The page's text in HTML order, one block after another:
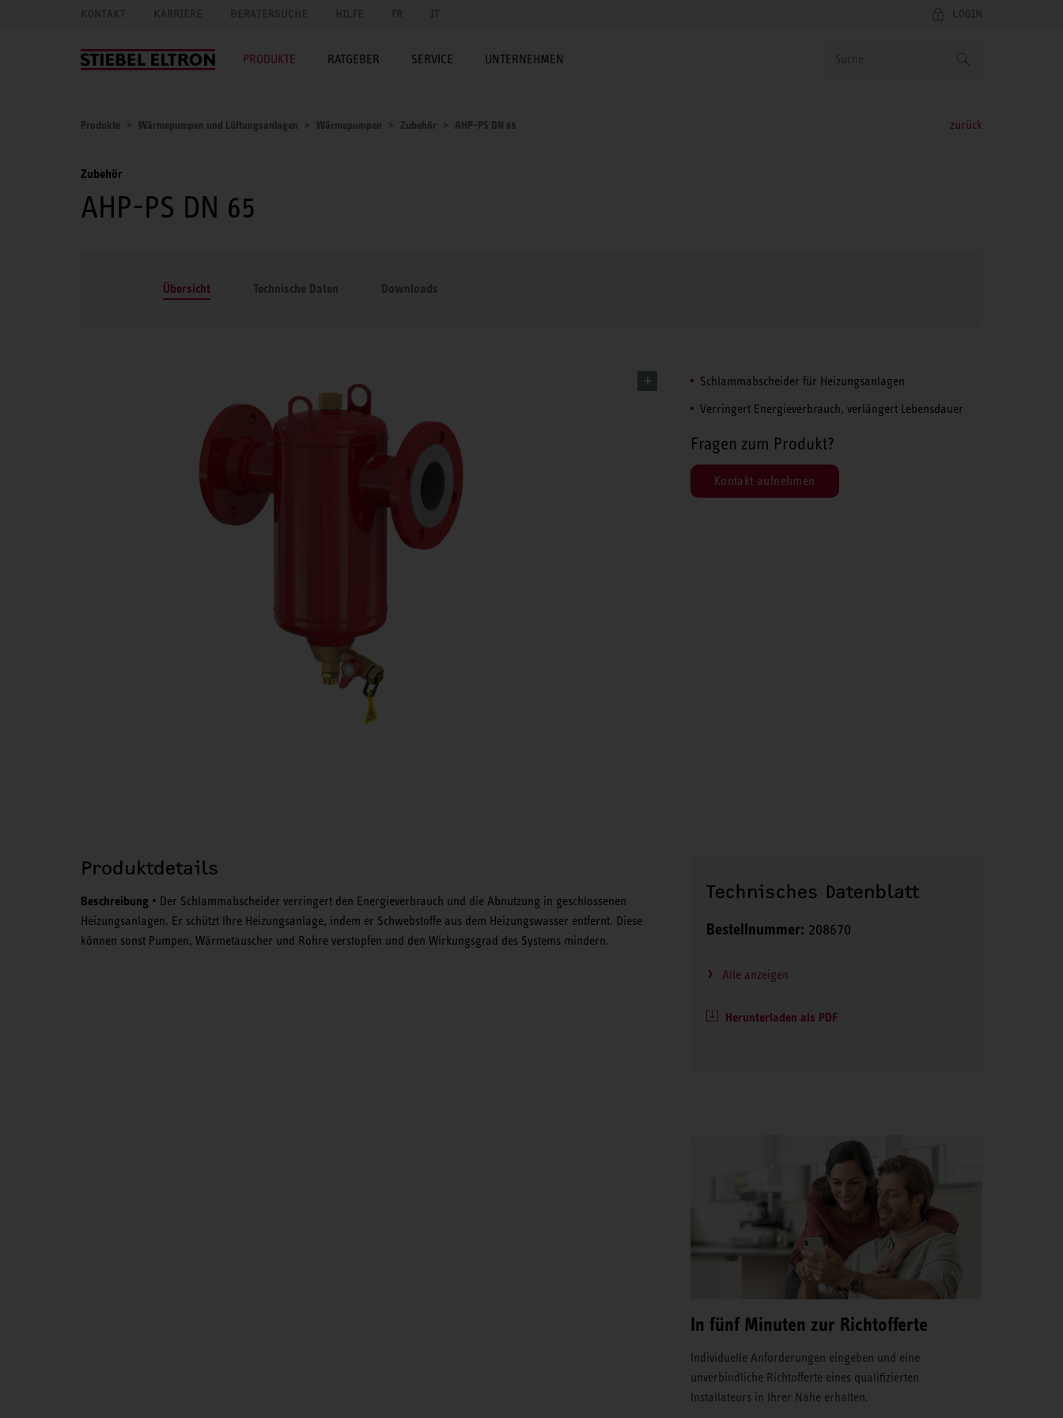
KONTAKT KARRIERE BERATERSUCHE HILFE FR IT LOGIN
PRODUKTE RATGEBER SERVICE UNTERNEHMEN
Produkte Wärmepumpen und Lüftungsanlagen Wärmepumpen Zubehör AHP-PS DN 65 zurück
Zubehör
AHP-PS DN 65
Übersicht Technische Daten Downloads
Schlammabscheider für Heizungsanlagen
Verringert Energieverbrauch, verlängert Lebensdauer
Fragen zum Produkt?
Kontakt aufnehmen
Produktdetails
Beschreibung • Der Schlammabscheider verringert den Energieverbrauch und die Abnutzung in geschlossenen
Heizungsanlagen. Er schützt Ihre Heizungsanlage, indem er Schwebstoffe aus dem Heizungswasser entfernt. Diese
können sonst Pumpen, Wärmetauscher und Rohre verstopfen und den Wirkungsgrad des Systems mindern.
Technisches Datenblatt
Bestellnummer: 208670
Alle anzeigen
Herunterladen als PDF
In fünf Minuten zur Richtofferte
Individuelle Anforderungen eingeben und eine
unverbindliche Richtofferte eines qualifizierten
Installateurs in Ihrer Nähe erhalten.